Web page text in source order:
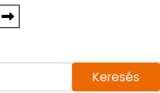
Keresés